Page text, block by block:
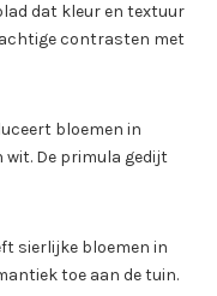
dat kleur en textuur
contrasten met
bloemen in
De primula gedijt
sierlijke bloemen in
toe aan de tuin.